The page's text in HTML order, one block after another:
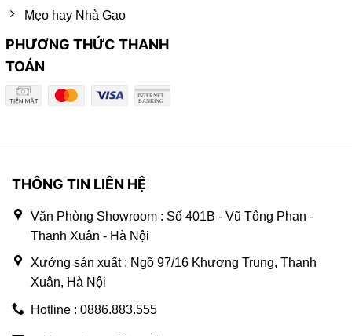
Mẹo hay Nhà Gạo
PHƯƠNG THỨC THANH
TOÁN
THÔNG TIN LIÊN HỆ
Văn Phòng Showroom : Số 401B - Vũ Tông Phan -
Thanh Xuân - Hà Nội
Xưởng sản xuất : Ngõ 97/16 Khương Trung, Thanh
Xuân, Hà Nội
Hotline : 0886.883.555